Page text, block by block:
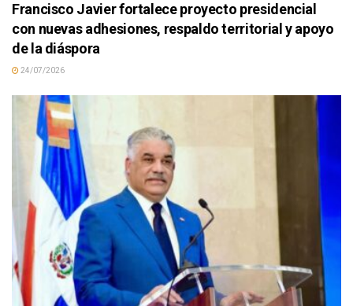
Francisco Javier fortalece proyecto presidencial
con nuevas adhesiones, respaldo territorial y apoyo
de la diáspora
24/07/2026